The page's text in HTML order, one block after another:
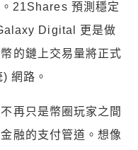
21Shares 預測穩定
Digital 更是做
的鏈上交易量將正式
網路。
再只是幣圈玩家之間
融的支付管道。想像